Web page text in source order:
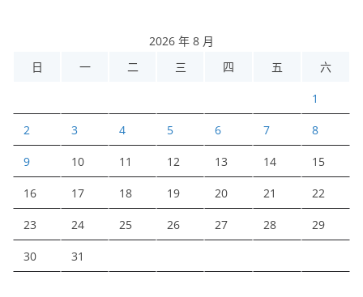
2026 年 8 月
日
一 二 三 四 五 六
1
2 3 4 5 6 7 8
9 10 11 12 13 14 15
16 17 18 19 20 21 22
23 24 25 26 27 28 29
30 31